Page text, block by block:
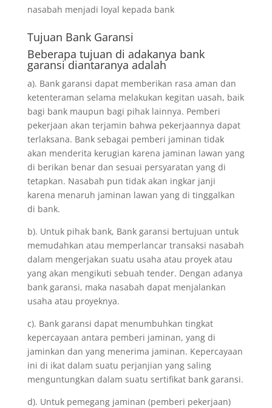
nasabah menjadi loyal kepada bank
Tujuan Bank Garansi
Beberapa tujuan di adakanya bank
garansi diantaranya adalah
a). Bank garansi dapat memberikan rasa aman dan
ketenteraman selama melakukan kegitan uasah, baik
bagi bank maupun bagi pihak lainnya. Pemberi
pekerjaan akan terjamin bahwa pekerjaannya dapat
terlaksana. Bank sebagai pemberi jaminan tidak
akan menderita kerugian karena jaminan lawan yang
di berikan benar dan sesuai persyaratan yang di
tetapkan. Nasabah pun tidak akan ingkar janji
karena menaruh jaminan lawan yang di tinggalkan
di bank.
b). Untuk pihak bank, Bank garansi bertujuan untuk
memudahkan atau memperlancar transaksi nasabah
dalam mengerjakan suatu usaha atau proyek atau
yang akan mengikuti sebuah tender. Dengan adanya
bank garansi, maka nasabah dapat menjalankan
usaha atau proyeknya.
c). Bank garansi dapat menumbuhkan tingkat
kepercayaan antara pemberi jaminan, yang di
jaminkan dan yang menerima jaminan. Kepercayaan
ini di ikat dalam suatu perjanjian yang saling
menguntungkan dalam suatu sertifikat bank garansi.
d). Untuk pemegang jaminan (pemberi pekerjaan)